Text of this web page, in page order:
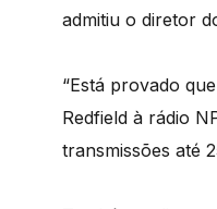
admitiu o diretor
“Está provado
Redfield à rádio
transmissões até